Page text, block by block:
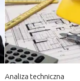
Analiza techniczna